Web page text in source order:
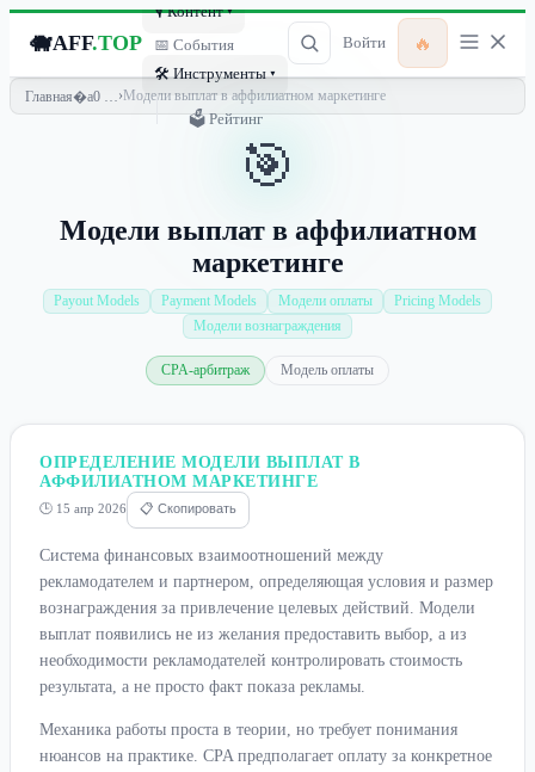
🐗AFF.TOP
🎙 Контент ▾
📅 События
🛠 Инструменты ▾
🗳 Рейтинг
Войти 🔥
Главная › Модели выплат в аффилиатном маркетинге
🎯
Модели выплат в аффилиатном
маркетинге
Payout Models Payment Models Модели оплаты
Pricing Models
Модели вознаграждения
CPA-арбитраж Модель оплаты
ОПРЕДЕЛЕНИЕ МОДЕЛИ ВЫПЛАТ В
АФФИЛИАТНОМ МАРКЕТИНГЕ
🕒 15 апр 2026 📋 Скопировать
Система финансовых взаимоотношений между
рекламодателем и партнером, определяющая условия и размер
вознаграждения за привлечение целевых действий. Модели
выплат появились не из желания предоставить выбор, а из
необходимости рекламодателей контролировать стоимость
результата, а не просто факт показа рекламы.
Механика работы проста в теории, но требует понимания
нюансов на практике. CPA предполагает оплату за конкретное